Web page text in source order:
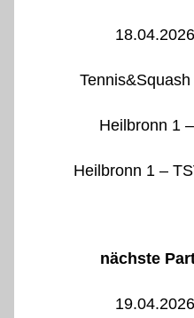
Heilbronn 1
Heilbronn 1 –
nächste